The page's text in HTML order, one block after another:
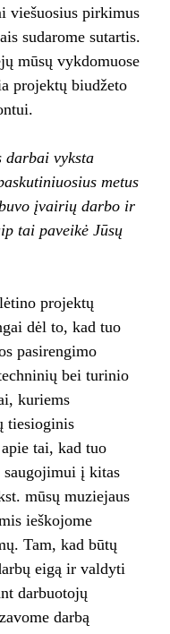
viešuosius pirkimus
sudarome sutartis.
mūsų vykdomuose
projektų biudžeto
darbai vyksta
metus
įvairių darbo ir
tai paveikė Jūsų
projektų
dėl to, kad tuo
pasirengimo
bei turinio
kuriems
tiesioginis
tai, kad tuo
į kitas
mūsų muziejaus
ieškojome
Tam, kad būtų
eigą ir valdyti
darbuotojų
darbą